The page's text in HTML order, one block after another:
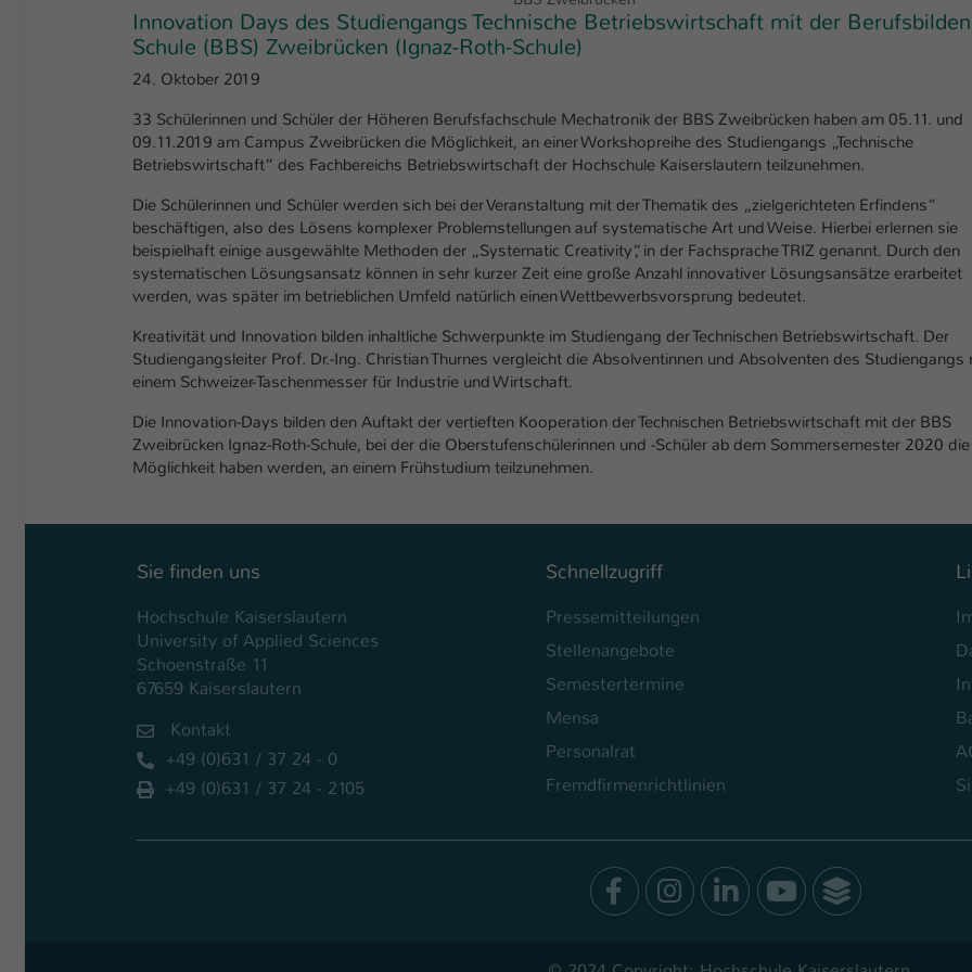
Innovation Days des Studiengangs Technische Betriebswirtschaft mit der
Schule (BBS) Zweibrücken (Ignaz-Roth-Schule)
24. Oktober 2019
33 Schülerinnen und Schüler der Höheren Berufsfachschule Mechatronik der BBS Zweibrücken haben am 05.11. und
09.11.2019 am Campus Zweibrücken die Möglichkeit, an einer Workshopreihe des Studiengangs „Technische
Betriebswirtschaft“ des Fachbereichs Betriebswirtschaft der Hochschule Kaiserslautern teilzunehmen.
Die Schülerinnen und Schüler werden sich bei der Veranstaltung mit der Thematik des „zielgerichteten Erfindens“
beschäftigen, also des Lösens komplexer Problemstellungen auf systematische Art und Weise. Hierbei erlernen sie
beispielhaft einige ausgewählte Methoden der „Systematic Creativity“, in der Fachsprache TRIZ genannt. Durch den
systematischen Lösungsansatz können in sehr kurzer Zeit eine große Anzahl innovativer Lösungsansätze erarbeitet
werden, was später im betrieblichen Umfeld natürlich einen Wettbewerbsvorsprung bedeutet.
Kreativität und Innovation bilden inhaltliche Schwerpunkte im Studiengang der Technischen Betriebswirtschaft. Der
Studiengangsleiter Prof. Dr.-Ing. Christian Thurnes vergleicht die Absolventinnen und Absolventen des Studiengangs
einem Schweizer-Taschenmesser für Industrie und Wirtschaft.
Die Innovation-Days bilden den Auftakt der vertieften Kooperation der Technischen Betriebswirtschaft mit der BBS
Zweibrücken Ignaz-Roth-Schule, bei der die Oberstufenschülerinnen und -Schüler ab dem Sommersemester 2020 die
Möglichkeit haben werden, an einem Frühstudium teilzunehmen.
Sie finden uns
Hochschule Kaiserslautern
University of Applied Sciences
Schoenstraße 11
67659 Kaiserslautern
Kontakt
+49 (0)631 / 37 24 - 0
+49 (0)631 / 37 24 - 2105
Schnellzugriff
Pressemitteilungen
Stellenangebote
Semestertermine
Mensa
Personalrat
Fremdfirmenrichtlinien
Facebook
Instagram
LinkedIn
YoutubeSocialWall
Ihrer vorgenommen Einstellungen, falls der
Webseiten-Betreiber dies eingestellt hat.
Anbieter TYPO3
Zweck
Dieses Cookie ist ein Standard-Session-Cookie
von TYPO3. Es speichert im Fall eines Intranet-
Logins die Session-ID. So kann der eingeloggte
ihm Zugang zu geschützten Bereichen gewährt.
Anbieter TYPO3
Zweck
Besucher im Typo3-Backend angemeldet ist und